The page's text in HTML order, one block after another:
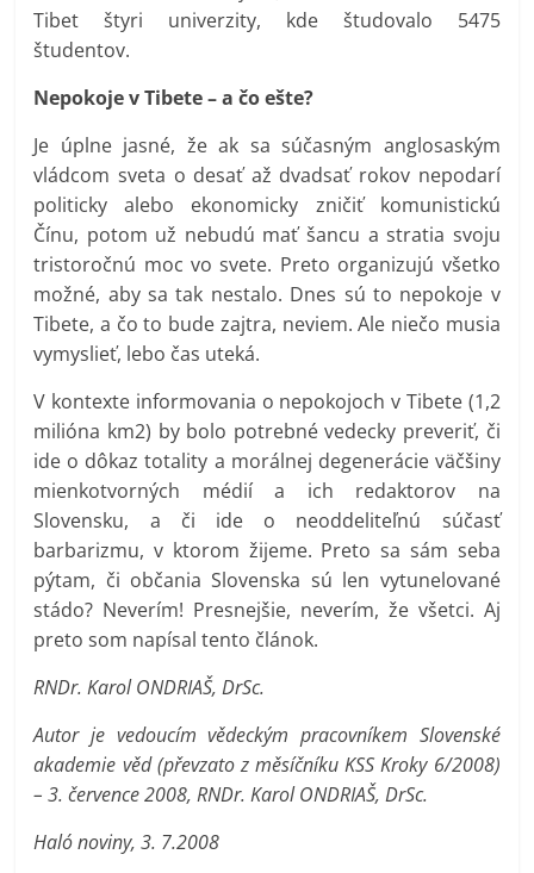
Tibet štyri univerzity, kde študovalo 5475
študentov.
Nepokoje v Tibete – a čo ešte?
Je úplne jasné, že ak sa súčasným anglosaským
vládcom sveta o desať až dvadsať rokov nepodarí
politicky alebo ekonomicky zničiť komunistickú
Čínu, potom už nebudú mať šancu a stratia svoju
tristoročnú moc vo svete. Preto organizujú všetko
možné, aby sa tak nestalo. Dnes sú to nepokoje v
Tibete, a čo to bude zajtra, neviem. Ale niečo musia
vymyslieť, lebo čas uteká.
V kontexte informovania o nepokojoch v Tibete (1,2
milióna km2) by bolo potrebné vedecky preveriť, či
ide o dôkaz totality a morálnej degenerácie väčšiny
mienkotvorných médií a ich redaktorov na
Slovensku, a či ide o neoddeliteľnú súčasť
barbarizmu, v ktorom žijeme. Preto sa sám seba
pýtam, či občania Slovenska sú len vytunelované
stádo? Neverím! Presnejšie, neverím, že všetci. Aj
preto som napísal tento článok.
RNDr. Karol ONDRIAŠ, DrSc.
Autor je vedoucím vědeckým pracovníkem Slovenské
akademie věd (převzato z měsíčníku KSS Kroky 6/2008)
– 3. července 2008, RNDr. Karol ONDRIAŠ, DrSc.
Haló noviny, 3. 7.2008